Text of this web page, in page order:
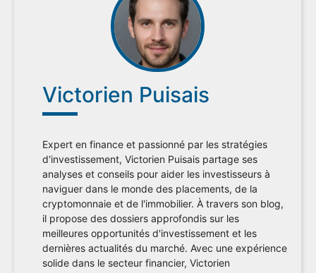
Victorien Puisais
Expert en finance et passionné par les stratégies
d'investissement, Victorien Puisais partage ses
analyses et conseils pour aider les investisseurs à
naviguer dans le monde des placements, de la
cryptomonnaie et de l'immobilier. À travers son blog,
il propose des dossiers approfondis sur les
meilleures opportunités d'investissement et les
dernières actualités du marché. Avec une expérience
solide dans le secteur financier, Victorien